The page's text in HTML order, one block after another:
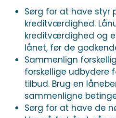
Sørg for at have styr
kreditværdighed.
kreditværdighed og
lånet, før de
Sammenlign
forskellige udbydere
tilbud. Brug en
sammenligne
Sørg for at have de